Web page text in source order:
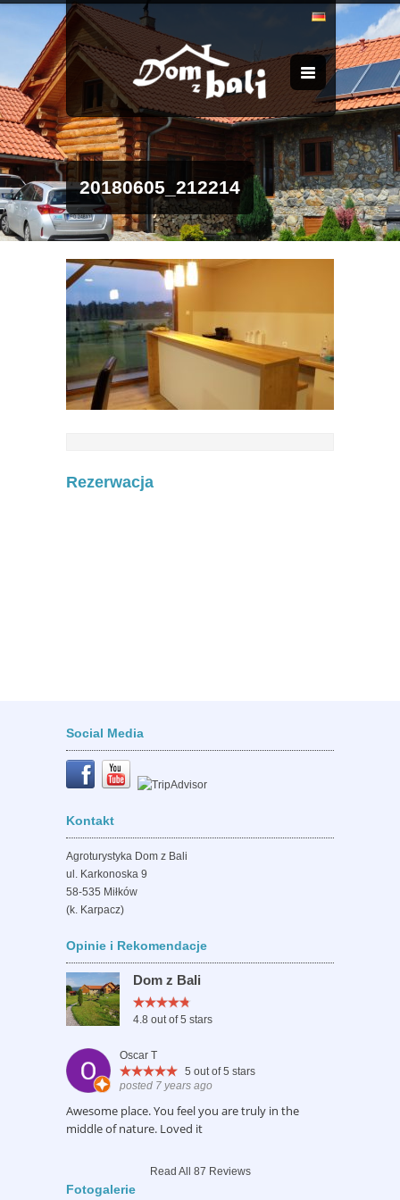
20180605_212214
Rezerwacja
Social Media
Kontakt
Agroturystyka Dom z Bali
ul. Karkonoska 9
58-535 Miłków
(k. Karpacz)
Opinie i Rekomendacje
Dom z Bali
4.8 out of 5 stars
Oscar T
5 out of 5 stars
posted 7 years ago
Awesome place. You feel you are truly in the
middle of nature. Loved it
Read All 87 Reviews
Fotogalerie